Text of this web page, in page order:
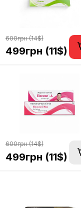
600грн (14$)
499грн (11$)
600грн (14$)
499грн (11$)